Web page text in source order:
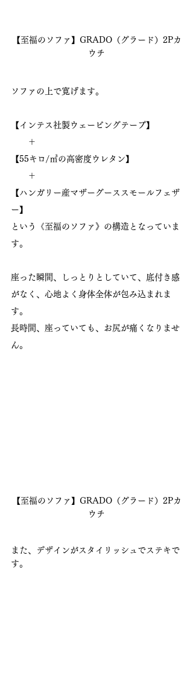
【至福のソファ】GRADO（グラード）2Pカ
ウチ
ソファの上で寛げます。
【インテス社製ウェービングテープ】
＋
【55キロ/㎥の高密度ウレタン】
＋
【ハンガリー産マザーグーススモールフェザ
ー】
という《至福のソファ》の構造となっていま
す。
座った瞬間、しっとりとしていて、底付き感
がなく、心地よく身体全体が包み込まれま
す。
長時間、座っていても、お尻が痛くなりませ
ん。
【至福のソファ】GRADO（グラード）2Pカ
ウチ
また、デザインがスタイリッシュでステキで
す。